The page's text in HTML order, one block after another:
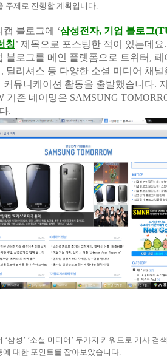
주제로 진행할 계획입니다.
캡 블로그에 ‘삼성전자, 기업 블로그
칭’ 제목으로 포스팅한 적이 있는데요
블로그를 메인 플랫폼으로 트위터 , 페
, 딜리셔스 등 다양한 소셜 미디어 채
커뮤니케이션 활동을 출발했습니다.
기존 네이밍은 SAMSUNG
.
‘삼성 ’ ‘소셜 미디어 ’ 두가지 키워드로 기사 검
대한 포인트를 잡아보았습니다.